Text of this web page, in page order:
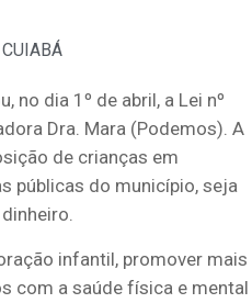
no dia 1º de abril, a Lei nº
Dra. Mara (Podemos). A
de crianças em
públicas do município, seja
infantil, promover mais
com a saúde física e mental